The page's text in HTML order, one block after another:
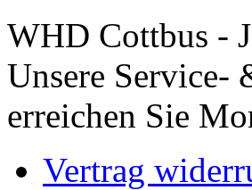
WHD Cottbus -
Unsere Service-
erreichen Sie
Vertrag